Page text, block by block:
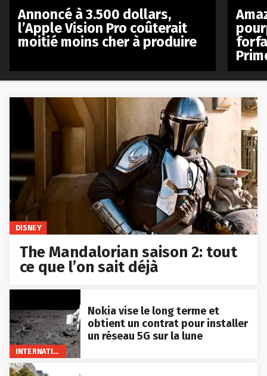
DISNEY
The Mandalorian saison 2: tout
ce que l’on sait déjà
Nokia vise le long terme et
obtient un contrat pour installer
un réseau 5G sur la lune
Annoncé à 3.500 dollars,
l’Apple Vision Pro coûterait
moitié moins cher à produire